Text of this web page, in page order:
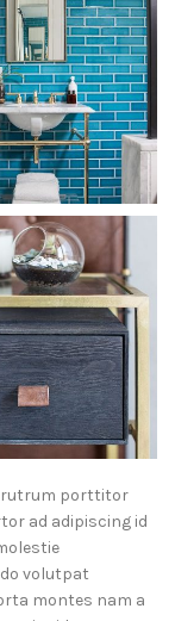
rutrum porttitor
ad adipiscing id
volutpat
montes nam a